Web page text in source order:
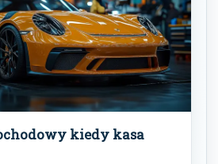
kiedy kasa